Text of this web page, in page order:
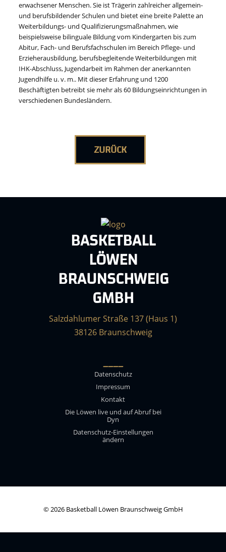
erwachsener Menschen. Sie ist Trägerin zahlreicher allgemein-
und berufsbildender Schulen und bietet eine breite Palette an
Weiterbildungs- und Qualifizierungsmaßnahmen, wie
beispielsweise bilinguale Bildung vom Kindergarten bis zum
Abitur, Fach- und Berufsfachschulen im Bereich Pflege- und
Erzieherausbildung, berufsbegleitende Weiterbildungen mit
IHK-Abschluss, Jugendarbeit im Rahmen der anerkannten
Jugendhilfe u. v. m.. Mit dieser Erfahrung und 1200
Beschäftigten betreibt sie mehr als 60 Bildungseinrichtungen in
verschiedenen Bundesländern.
ZURÜCK
BASKETBALL
LÖWEN
BRAUNSCHWEIG
GMBH
Salzdahlumer Straße 137 (Haus 1)
38126 Braunschweig
____
Datenschutz
Impressum
Kontakt
Die Löwen live und auf Abruf bei
Dyn
Datenschutz-Einstellungen
ändern
© 2026 Basketball Löwen Braunschweig GmbH